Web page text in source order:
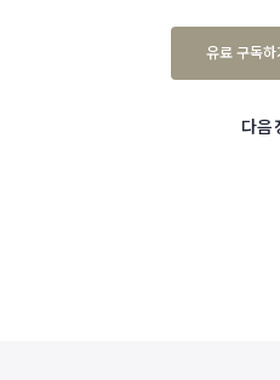
유료 구독하
다음